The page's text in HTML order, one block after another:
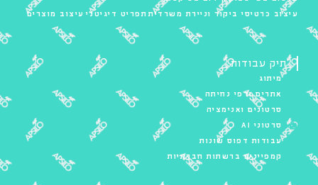
עיצוב כרטיסי ביקור וניירת משרדית תפריט דיגיטלי עיצוב מוצרים
תיק עבודות
מיתוג
אתרים ודפי נחיתה
סרטונים ואנימציה
סרטוני AI
עבודות דפוס שונות
קמפיינים ברשתות חברתיות